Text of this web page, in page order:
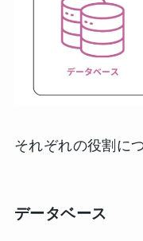
それぞれの役割に
データベース